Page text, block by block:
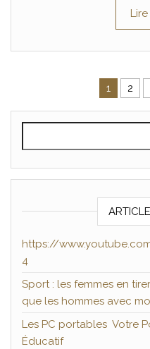
Pagination
1 2
https://
4
Sport : les femmes en
que les hommes avec
Les PC portables Votre
Éducatif